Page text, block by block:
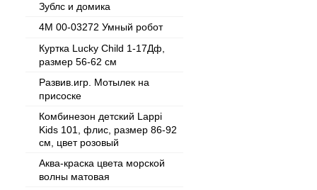
Зублс и домика
4M 00-03272 Умный робот
Куртка Lucky Child 1-17Дф,
размер 56-62 см
Развив.игр. Мотылек на
присоске
Комбинезон детский Lappi
Kids 101, флис, размер 86-92
см, цвет розовый
Аква-краска цвета морской
волны матовая